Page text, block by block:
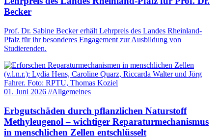
Becker
Prof. Dr. Sabine Becker erhält Lehrpreis des Landes Rheinland-
Pfalz für ihr besonderes Engagement zur Ausbildung von
Studierenden.
01. Juni 2026 //Allgemeines
Erbgutschäden durch pflanzlichen Naturstoff
Methyleugenol – wichtiger Reparaturmechanismus
in menschlichen Zellen entschlüsselt